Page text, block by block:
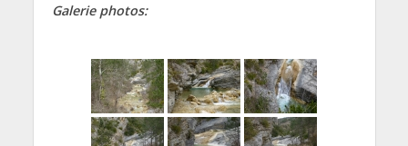
Galerie photos: